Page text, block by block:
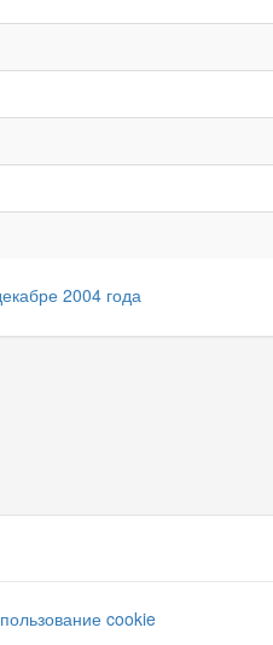
2004 года
cookie